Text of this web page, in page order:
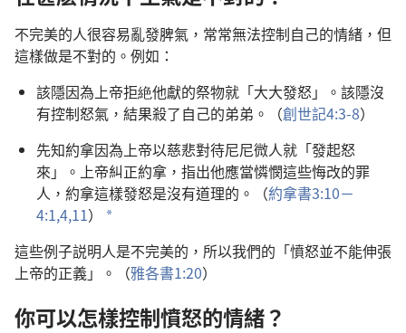
不完美的人很容易亂發脾氣，常常無法控制自己的情緒，但
這樣做是不對的。例如：
該隱因為上帝拒絶他獻的祭物就「大大發怒」。該隱沒
有控制怒氣，結果殺了自己的弟弟。（創世記4:3-8）
先知約拿因為上帝以慈悲對待尼尼微人就「發起怒
來」。上帝糾正約拿，指出他應當憐憫這些悔改的罪
人，約拿這樣發怒是沒有道理的。（約拿書3:10－
4:1,4,11） a
這些例子説明人是不完美的，所以我們的「憤怒並不能伸張
上帝的正義」。（雅各書1:20）
你可以怎樣控制憤怒的情緒？